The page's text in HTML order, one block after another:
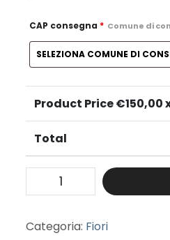
CAP consegna * Comune di
Product Price €150,00
Total
Categoria: Fiori